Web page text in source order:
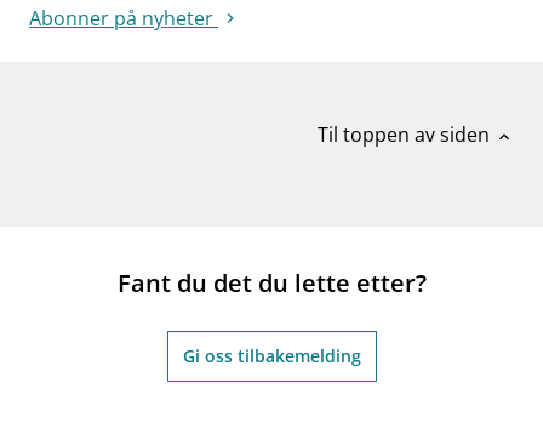
Abonner på nyheter
Til toppen av siden expand_less
Fant du det du lette etter?
Gi oss tilbakemelding